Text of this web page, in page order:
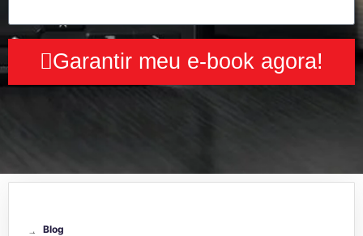
Garantir meu e-book agora!
Blog